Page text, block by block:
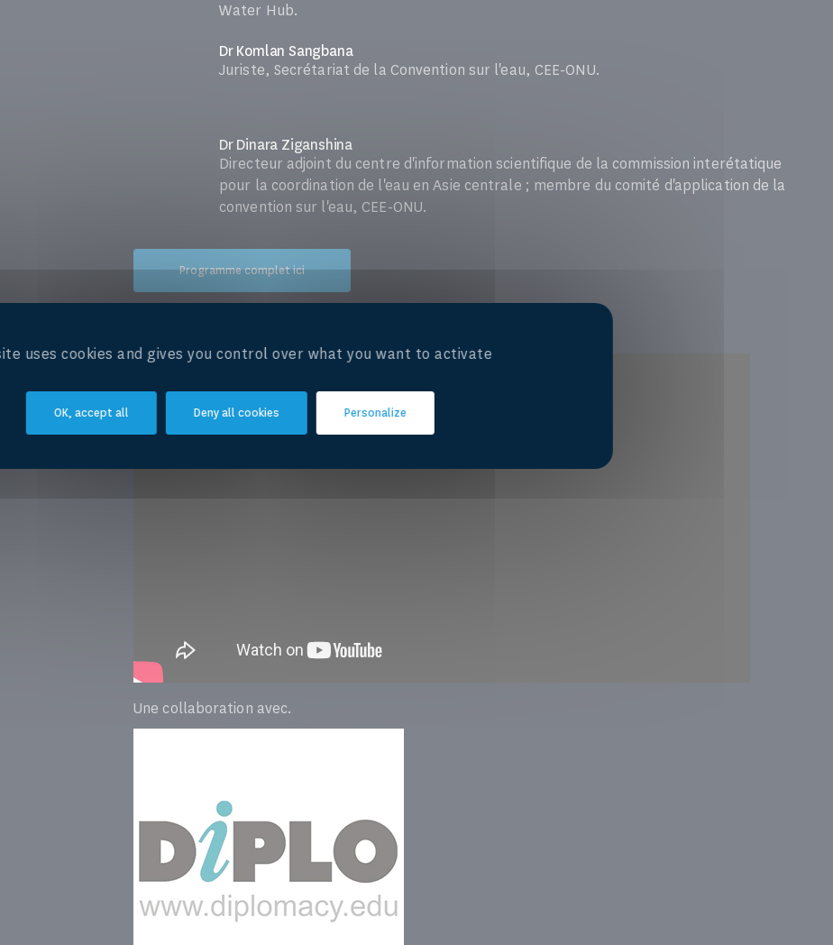
Water Hub.
Dr Komlan Sangbana
Juriste, Secrétariat de la Convention sur l'eau, CEE-ONU.
Dr Dinara Ziganshina
Directeur adjoint du centre d'information scientifique de la commission interétatique
pour la coordination de l'eau en Asie centrale ; membre du comité d'application de la
convention sur l'eau, CEE-ONU.
Programme complet ici
Une collaboration avec.
uses cookies and gives you control over what you want to activate
OK, accept all Deny all cookies Personalize